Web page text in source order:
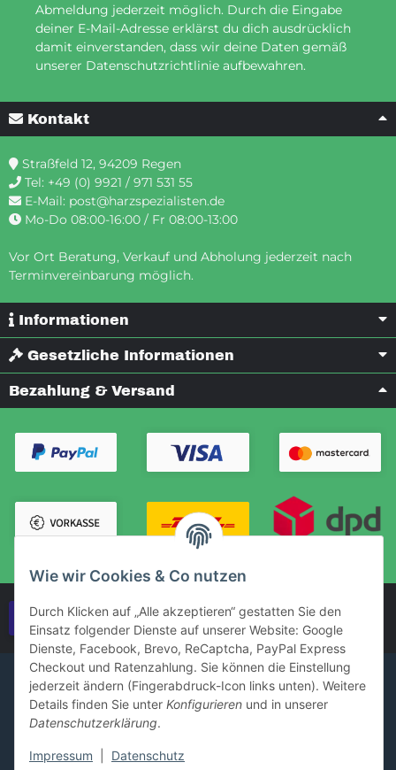
Wie wir Cookies & Co nutzen
Durch Klicken auf „Alle akzeptieren“ gestatten Sie den
Einsatz folgender Dienste auf unserer Website: Google
Dienste, Facebook, Brevo, ReCaptcha, PayPal Express
Checkout und Ratenzahlung. Sie können die Einstellung
jederzeit ändern (Fingerabdruck-Icon links unten). Weitere
Details finden Sie unter Konfigurieren und in unserer
Datenschutzerklärung.
Impressum Datenschutz
Abmeldung jederzeit möglich. Durch die Eingabe
deiner E-Mail-Adresse erklärst du dich ausdrücklich
damit einverstanden, dass wir deine Daten gemäß
unserer Datenschutzrichtlinie aufbewahren.
Kontakt
Straßfeld 12, 94209 Regen
Tel: +49 (0) 9921 / 971 531 55
E-Mail: post@harzspezialisten.de
Mo-Do 08:00-16:00 / Fr 08:00-13:00
Vor Ort Beratung, Verkauf und Abholung jederzeit nach
Terminvereinbarung möglich.
Informationen
Gesetzliche Informationen
Bezahlung & Versand
Vertrag widerrufen